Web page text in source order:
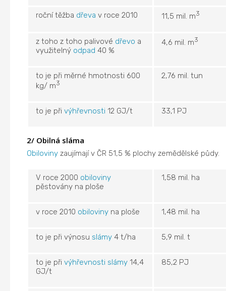
roční těžba dřeva v roce 2010 11,5 mil. m3
z toho z toho palivové dřevo a
využitelný odpad 40 %
4,6 mil. m3
to je při měrné hmotnosti 600
kg/ m3
2,76 mil. tun
to je přivýhřevnosti 12 GJ/t 33,1 PJ
2/ Obilná sláma
Obiloviny zaujímají v ČR 51,5 % plochy zemědělské půdy.
V roce 2000 obiloviny
pěstovány na ploše
1,58 mil. ha
v roce 2010 obiloviny na ploše 1,48 mil. ha
to je při výnosu slámy 4 t/ha 5,9 mil. t
to je přivýhřevnosti slámy 14,4
GJ/t
85,2 PJ